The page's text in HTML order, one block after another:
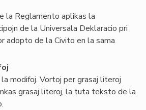
la Reglamento aplikas la
de la Universala Deklaracio pri
adopto de la Civito en la sama
modifoj. Vortoj per grasaj literoj
grasaj literoj, la tuta teksto de la